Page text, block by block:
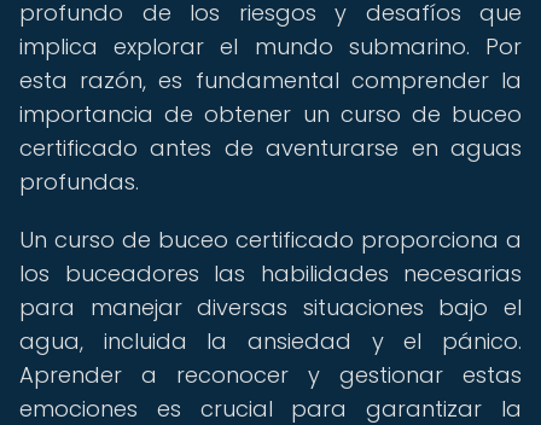
profundo de los riesgos y desafíos que
implica explorar el mundo submarino. Por
esta razón, es fundamental comprender la
importancia de obtener un curso de buceo
certificado antes de aventurarse en aguas
profundas.
Un curso de buceo certificado proporciona a
los buceadores las habilidades necesarias
para manejar diversas situaciones bajo el
agua, incluida la ansiedad y el pánico.
Aprender a reconocer y gestionar estas
emociones es crucial para garantizar la